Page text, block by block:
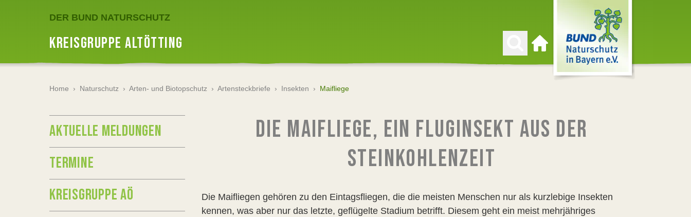
DER BUND NATURSCHUTZ
KREISGRUPPE ALTÖTTING
Zur Startseite
Home › Naturschutz › Arten- und Biotopschutz › Artensteckbriefe › Insekten › Maifliege
DIE MAIFLIEGE, EIN FLUGINSEKT AUS DER
STEINKOHLENZEIT
Die Maifliegen gehören zu den Eintagsfliegen, die die meisten Menschen nur als kurzlebige Insekten
kennen, was aber nur das letzte, geflügelte Stadium betrifft. Diesem geht ein meist mehrjähriges
AKTUELLE MELDUNGEN
TERMINE
KREISGRUPPE AÖ